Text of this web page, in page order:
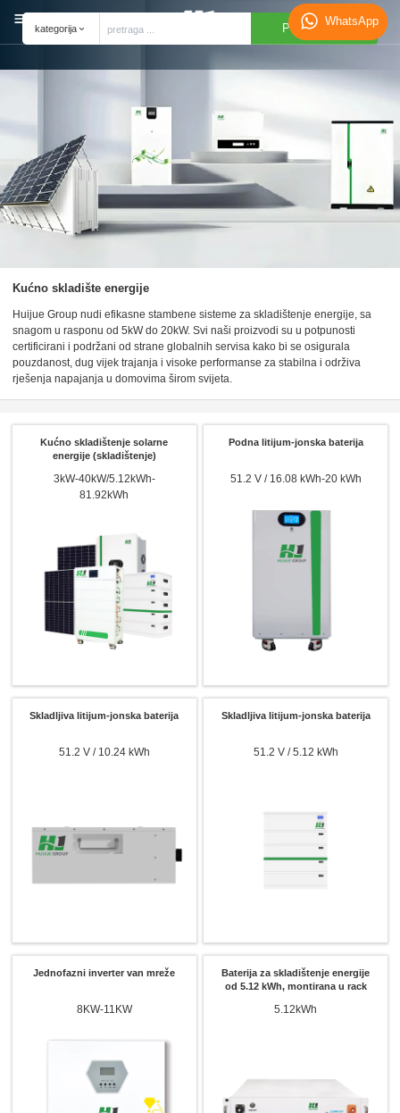
WhatsApp
kategorija PRETRAGA
Kućno skladište energije
Huijue Group nudi efikasne stambene sisteme za skladištenje energije, sa
snagom u rasponu od 5kW do 20kW. Svi naši proizvodi su u potpunosti
certificirani i podržani od strane globalnih servisa kako bi se osigurala
pouzdanost, dug vijek trajanja i visoke performanse za stabilna i održiva
rješenja napajanja u domovima širom svijeta.
Kućno skladištenje solarne
energije (skladištenje)
3kW-40kW/5.12kWh-
81.92kWh
Podna litijum-jonska baterija
51.2 V / 16.08 kWh-20 kWh
Skladljiva litijum-jonska baterija
51.2 V / 10.24 kWh
Skladljiva litijum-jonska baterija
51.2 V / 5.12 kWh
Jednofazni inverter van mreže
8KW-11KW
Baterija za skladištenje energije
od 5.12 kWh, montirana u rack
5.12kWh